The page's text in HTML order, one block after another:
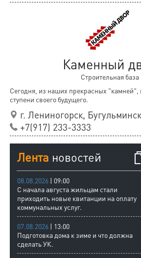
Каменный
Строительная база
Сегодня, из наших прекрасных
ступени своего будущего.
г. Лениногорск,
+7(917) 233-3333
Лента новостей
08.08.2026 | 09:00
С начала августа жильцам стали
приходить новые квитанции на оплату
коммунальных услуг.
07.08.2026 | 13:00
Подготовка дома к зиме и что должна
сделать УК.